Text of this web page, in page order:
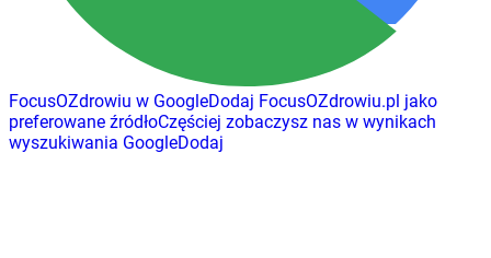
FocusOZdrowiu w GoogleDodaj FocusOZdrowiu.pl jako
preferowane źródłoCzęściej zobaczysz nas w wynikach
wyszukiwania GoogleDodaj